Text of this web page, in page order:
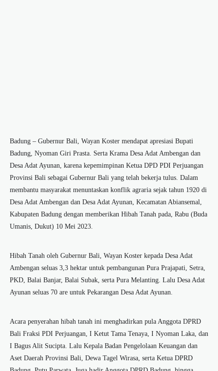
Badung – Gubernur Bali, Wayan Koster mendapat apresiasi Bupati
Badung, Nyoman Giri Prasta. Serta Krama Desa Adat Ambengan dan
Desa Adat Ayunan, karena kepemimpinan Ketua DPD PDI Perjuangan
Provinsi Bali sebagai Gubernur Bali yang telah bekerja tulus. Dalam
membantu masyarakat menuntaskan konflik agraria sejak tahun 1920 di
Desa Adat Ambengan dan Desa Adat Ayunan, Kecamatan Abiansemal,
Kabupaten Badung dengan memberikan Hibah Tanah pada, Rabu (Buda
Umanis, Dukut) 10 Mei 2023.
Hibah Tanah oleh Gubernur Bali, Wayan Koster kepada Desa Adat
Ambengan seluas 3,3 hektar untuk pembangunan Pura Prajapati, Setra,
PKD, Balai Banjar, Balai Subak, serta Pura Melanting. Lalu Desa Adat
Ayunan seluas 70 are untuk Pekarangan Desa Adat Ayunan.
Acara penyerahan hibah tanah ini menghadirkan pula Anggota DPRD
Bali Fraksi PDI Perjuangan, I Ketut Tama Tenaya, I Nyoman Laka, dan
I Bagus Alit Sucipta. Lalu Kepala Badan Pengelolaan Keuangan dan
Aset Daerah Provinsi Bali, Dewa Tagel Wirasa, serta Ketua DPRD